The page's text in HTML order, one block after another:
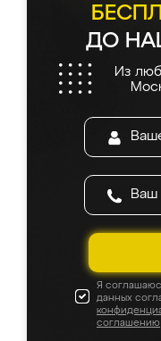
ДО
Из
Я
данных
соглашению